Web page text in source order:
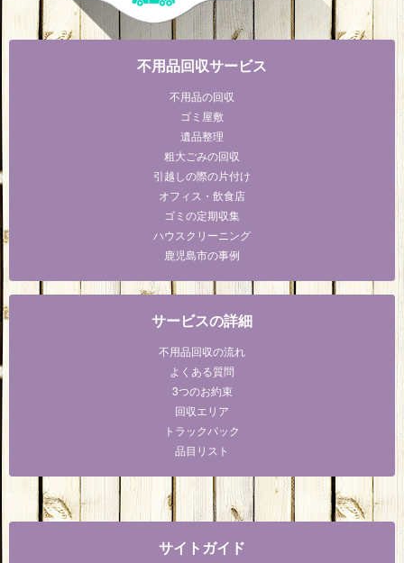
不用品回収サービス
不用品の回収
ゴミ屋敷
遺品整理
粗大ごみの回収
引越しの際の片付け
オフィス・飲食店
ゴミの定期収集
ハウスクリーニング
鹿児島市の事例
サービスの詳細
不用品回収の流れ
よくある質問
3つのお約束
回収エリア
トラックパック
品目リスト
サイトガイド